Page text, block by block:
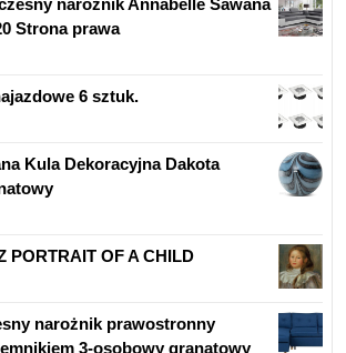
narożnik Annabelle Sawana
Strona prawa
6 sztuk.
Kula Dekoracyjna Dakota
PORTRAIT OF A CHILD
narożnik prawostronny
3-osobowy granatowy